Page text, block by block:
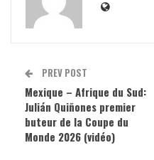
PREV POST
Mexique – Afrique du Sud:
Julián Quiñones premier
buteur de la Coupe du
Monde 2026 (vidéo)